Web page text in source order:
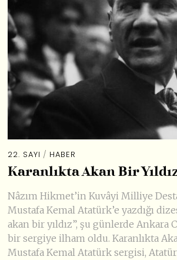
22. SAYI / HABER
Karanlıkta Akan Bir
Nâzım Hikmet’in Kuvâyi Milliye
Mustafa Kemal Atatürk’e yazdığı
akan bir yıldız”, şu günlerde Ankara
bir sergiye ilham oldu. Karanlıkta
Mustafa Kemal Atatürk sergisi,